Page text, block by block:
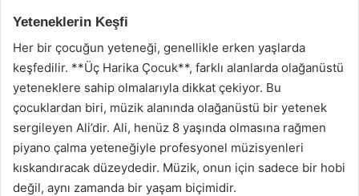
Yeteneklerin Keşfi
Her bir çocuğun yeteneği, genellikle erken yaşlarda
keşfedilir. **Üç Harika Çocuk**, farklı alanlarda olağanüstü
yeteneklere sahip olmalarıyla dikkat çekiyor. Bu
çocuklardan biri, müzik alanında olağanüstü bir yetenek
sergileyen Ali’dir. Ali, henüz 8 yaşında olmasına rağmen
piyano çalma yeteneğiyle profesyonel müzisyenleri
kıskandıracak düzeydedir. Müzik, onun için sadece bir hobi
değil, aynı zamanda bir yaşam biçimidir.